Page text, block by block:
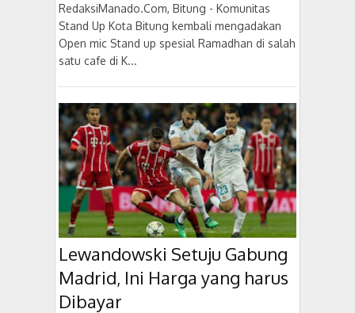
RedaksiManado.Com, Bitung - Komunitas
Stand Up Kota Bitung kembali mengadakan
Open mic Stand up spesial Ramadhan di salah
satu cafe di K...
Lewandowski Setuju Gabung
Madrid, Ini Harga yang harus
Dibayar